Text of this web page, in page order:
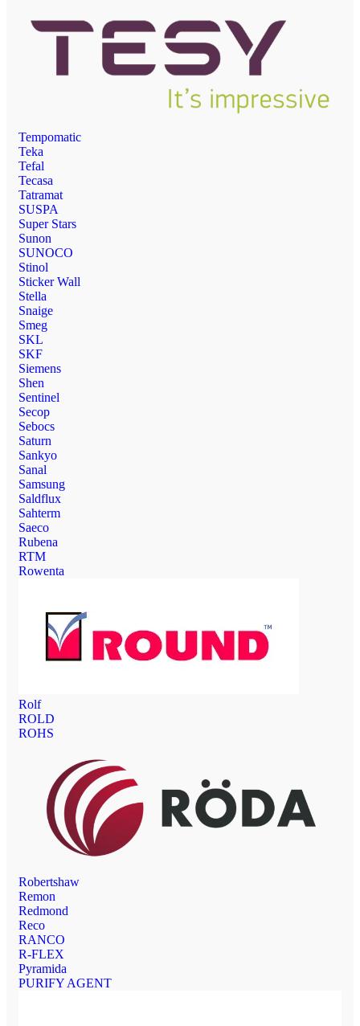
Tempomatic
Teka
Tefal
Tecasa
Tatramat
SUSPA
Super Stars
Sunon
SUNOCO
Stinol
Sticker Wall
Stella
Snaige
Smeg
SKL
SKF
Siemens
Shen
Sentinel
Secop
Sebocs
Saturn
Sankyo
Sanal
Samsung
Saldflux
Sahterm
Saeco
Rubena
RTM
Rowenta
Rolf
ROLD
ROHS
Robertshaw
Remon
Redmond
Reco
RANCO
R-FLEX
Pyramida
PURIFY AGENT